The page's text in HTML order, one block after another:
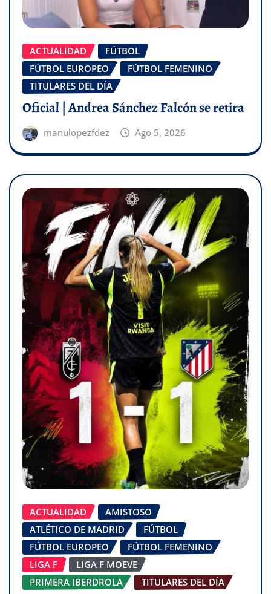
ACTUALIDAD
FÚTBOL
FÚTBOL EUROPEO
FÚTBOL FEMENINO
TITULARES DEL DÍA
Oficial | Andrea Sánchez Falcón se retira
manulopezfdez Ago 5, 2026
ACTUALIDAD
AMISTOSO
ATLÉTICO DE MADRID
FÚTBOL
FÚTBOL EUROPEO
FÚTBOL FEMENINO
LIGA F
LIGA F MOEVE
PRIMERA IBERDROLA
TITULARES DEL DÍA